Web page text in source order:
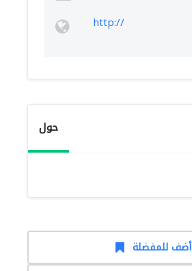
http://
حول
أضف للمفضلة